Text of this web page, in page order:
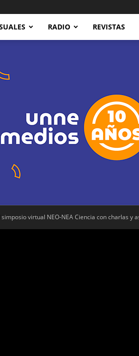
RADIO REVISTAS
simposio virtual NEO-NEA Ciencia con charlas y